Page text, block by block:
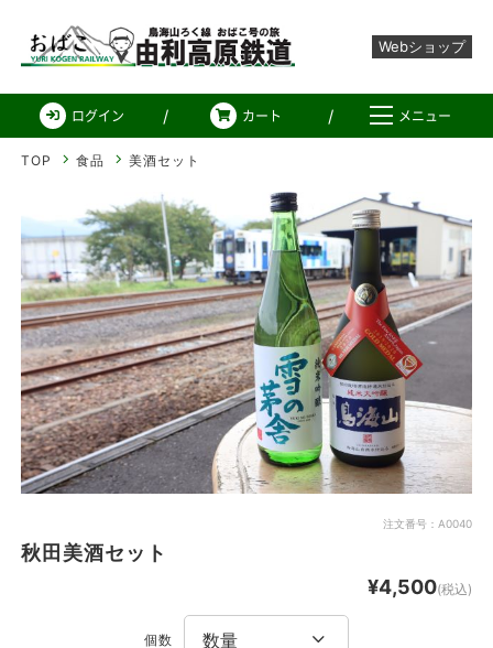
Webショップ
ログイン カート メニュー
TOP 食品 美酒セット
注文番号：A0040
秋田美酒セット
個数
¥4,500(税込)